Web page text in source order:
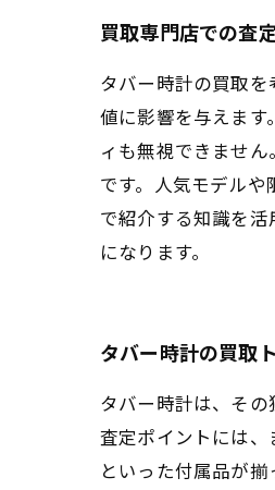
買取専門店での査
タバー時計の買取
値に影響を与えま
ィも無視できませ
です。人気モデル
で紹介する知識を
になります。
タバー時計の買取
タバー時計は、そ
査定ポイントには
といった付属品が